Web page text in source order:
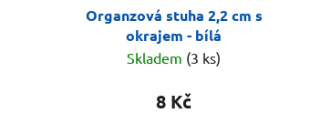
Organzová stuha 2,2 cm s
okrajem - bílá
Skladem (3 ks)
8 Kč